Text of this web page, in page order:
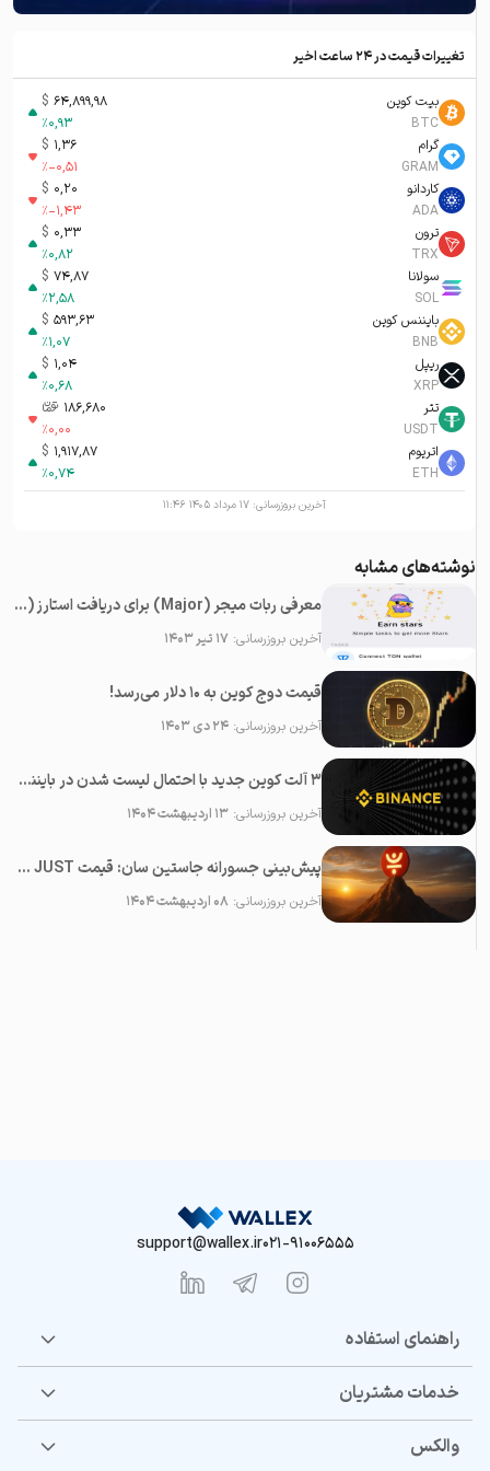
تغییرات قیمت در ۲۴ ساعت اخیر
بیت کوین
BTC
64,899,98
$
%0,93
گرام
GRAM
1,36
$
%-0,51
کاردانو
ADA
0,20
$
%-1,43
ترون
TRX
0,33
$
%0,82
سولانا
SOL
74,87
$
%2,58
بایننس کوین
BNB
593,63
$
%1,07
ریپل
XRP
1,04
$
%0,68
تتر
USDT
186,680 تومان-ء
%0,00
اتریوم
ETH
1,917,87
$
%0,74
آخرین بروزرسانی: ۱۷ مرداد ۱۴۰۵ ۱۱:۴۶
نوشته‌های مشابه
معرفی ربات میجر (Major) برای دریافت استارز (Stars) رایگان در تلگرام
آخرین بروزرسانی:۱۷ تیر ۱۴۰۳
قیمت دوج کوین به ۱۰ دلار می‌رسد!
آخرین بروزرسانی:۲۴ دی ۱۴۰۳
۳ آلت کوین جدید با احتمال لیست شدن در بایننس در ماه می ۲۰۲۵
آخرین بروزرسانی:۱۳ اردیبهشت ۱۴۰۴
پیش‌بینی جسورانه جاستین سان: قیمت JUST در آینده نزدیک ۱۰۰ برابر خواهد شد!
آخرین بروزرسانی:۰۸ اردیبهشت ۱۴۰۴
021-91006555
support@wallex.ir
راهنمای استفاده
خدمات مشتریان
والکس